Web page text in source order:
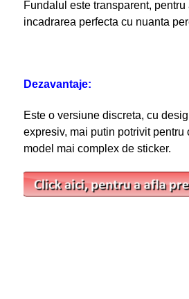
Fundalul este transparent, pentru
incadrarea perfecta cu nuanta
Dezavantaje:
Este o versiune discreta, cu
expresiv, mai putin potrivit pentru
model mai complex de sticker.